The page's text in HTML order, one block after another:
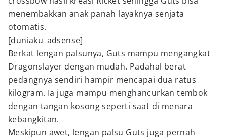
menembakkan anak panah layaknya senjata
otomatis.
[duniaku_adsense]
Berkat lengan palsunya, Guts mampu mengangkat
Dragonslayer dengan mudah. Padahal berat
pedangnya sendiri hampir mencapai dua ratus
kilogram. Ia juga mampu menghancurkan tembok
dengan tangan kosong seperti saat di menara
kebangkitan.
Meskipun awet, lengan palsu Guts juga pernah